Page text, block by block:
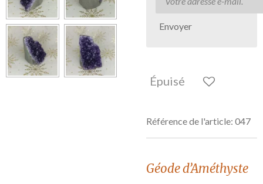
Envoyer
Épuisé
Référence de l'article: 047
Géode d’Améthyste